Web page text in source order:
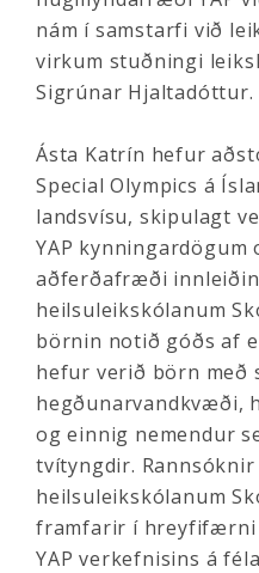
nám í samstarfi við
virkum stuðningi
Sigrúnar Hjaltadóttur.
Ásta Katrín hefur
Special Olympics á
landsvísu, skipulagt
YAP
aðferðafræði
heilsuleikskólanum
börnin notið góðs af
hefur verið börn
hegðunarvandkvæði,
og einnig nemendur
tvítyngdir.
heilsuleikskólanum
framfarir í hreyfifærni
YAP verkefnisins á